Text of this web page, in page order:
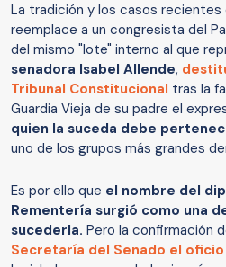
La tradición y los casos recientes
reemplace a un congresista del
del mismo "lote" interno al que
senadora Isabel Allende,
Tribunal Constitucional tras la
Guardia Vieja de su padre el
quien la suceda debe
uno de los grupos más grandes
Es por ello que el nombre del
Rementería surgió como una
sucederla. Pero la confirmación
Secretaría del Senado el oficio